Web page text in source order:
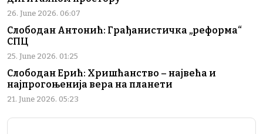
26. June 2026. 06:07
Слободан Антонић: Грађанистичка „реформа“
СПЦ
25. June 2026. 01:25
Слободан Ерић: Хришћанство – највећа и
најпрогоњенија вера на планети
21. June 2026. 05:23